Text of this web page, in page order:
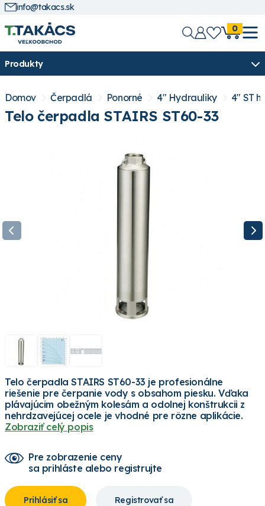
info@takacs.sk
0
Produkty
Domov Čerpadlá Ponorné 4" Hydrauliky 4" ST
Telo čerpadla STAIRS ST60-33
Telo čerpadla STAIRS ST60-33 je profesionálne
riešenie pre čerpanie vody s obsahom piesku. Vďaka
plávajúcim obežným kolesám a odolnej konštrukcii z
nehrdzavejúcej ocele je vhodné pre rôzne aplikácie.
Zobraziť celý popis
Pre zobrazenie ceny
sa prihláste alebo registrujte
Prihlásiť sa Registrovať sa